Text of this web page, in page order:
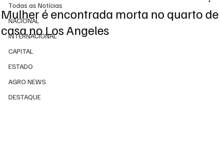
Todas as Notícias
NACIONAL
INTERNACIONAL
CAPITAL
ESTADO
AGRO NEWS
DESTAQUE
Mulher é encontrada morta no quarto de
casa no Los Angeles